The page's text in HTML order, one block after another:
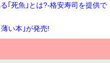
｢死魚｣とは?-格安寿司を提供で
い本｣が発売!